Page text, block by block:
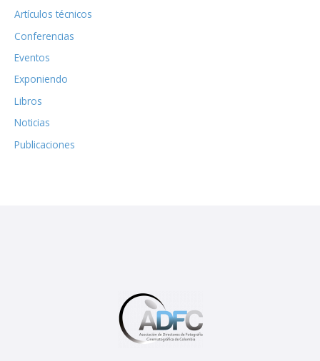
Artículos técnicos
Conferencias
Eventos
Exponiendo
Libros
Noticias
Publicaciones